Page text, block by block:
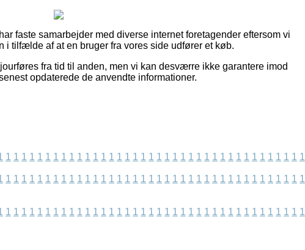
faste samarbejder med diverse internet foretagender eftersom vi
i tilfælde af at en bruger fra vores side udfører et køb.
fra tid til anden, men vi kan desværre ikke garantere imod
opdaterede de anvendte informationer.
1 1 1 1 1 1 1 1 1 1 1 1 1 1 1 1 1 1 1 1 1 1 1 1 1 1 1 1 1 1 1 1 1 1 1 1 1 1
1 1 1 1 1 1 1 1 1 1 1 1 1 1 1 1 1 1 1 1 1 1 1 1 1 1 1 1 1 1 1 1 1 1 1 1 1 1
1 1 1 1 1 1 1 1 1 1 1 1 1 1 1 1 1 1 1 1 1 1 1 1 1 1 1 1 1 1 1 1 1 1 1 1 1 1